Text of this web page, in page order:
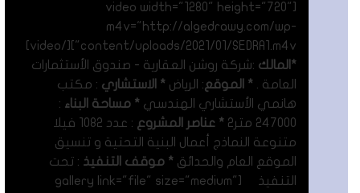
[video width="1280" height="720"
m4v="http://algedrawy.com/wp-
content/uploads/2021/01/SEDRA1.m4v"][/video]
*المالك:شركة روشن العقارية - صندوق الأستثمارات
العامة . * الموقع: الرياض * الاستشاري: مكتب
هانمي الأستشاري الهندسي* مساحة البناء
:
247000 متر٢
* عناصر المشروع
: عدد 1082 فيلا
متنوعة النماذج أعمال البنية التحتية و تنسيق
الموقع العام والحدائق* موقف التنفيذ: تحت
التنفيذ [gallery link="file" size="medium"